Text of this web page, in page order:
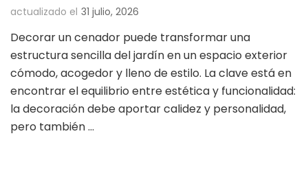
actualizado el 31 julio, 2026
Decorar un cenador puede transformar una
estructura sencilla del jardín en un espacio exterior
cómodo, acogedor y lleno de estilo. La clave está en
encontrar el equilibrio entre estética y funcionalidad:
la decoración debe aportar calidez y personalidad,
pero también …